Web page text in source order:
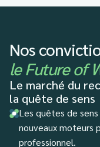
Nos
le Future of
Le marché du
la quête de sens
Les quêtes de
nouveaux moteurs
professionnel.